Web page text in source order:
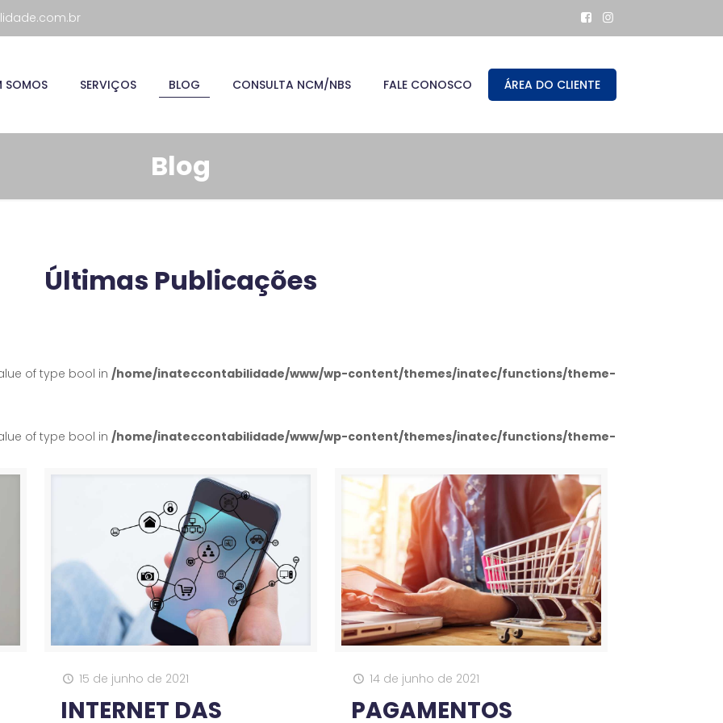
SOMOS SERVIÇOS BLOG CONSULTA NCM/NBS FALE CONOSCO ÁREA DO CLIENTE
Blog
Últimas Publicações
of type bool in/home/inateccontabilidade/www/wp-content/themes/inatec/functions/theme-
of type bool in/home/inateccontabilidade/www/wp-content/themes/inatec/functions/theme-
15 de junho de 2021
INTERNET DAS
14 de junho de 2021
PAGAMENTOS